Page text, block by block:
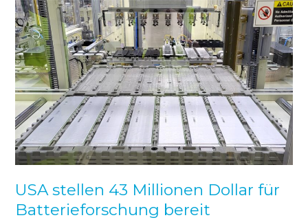
USA stellen 43 Millionen Dollar für
Batterieforschung bereit
USA
stellen
43
Millionen
Dollar
für
Batterieforschung
bereit